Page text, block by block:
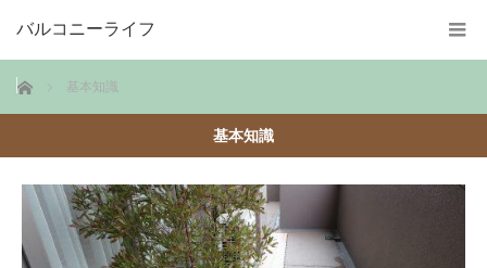
バルコニーライフ
ホーム 基本知識
基本知識